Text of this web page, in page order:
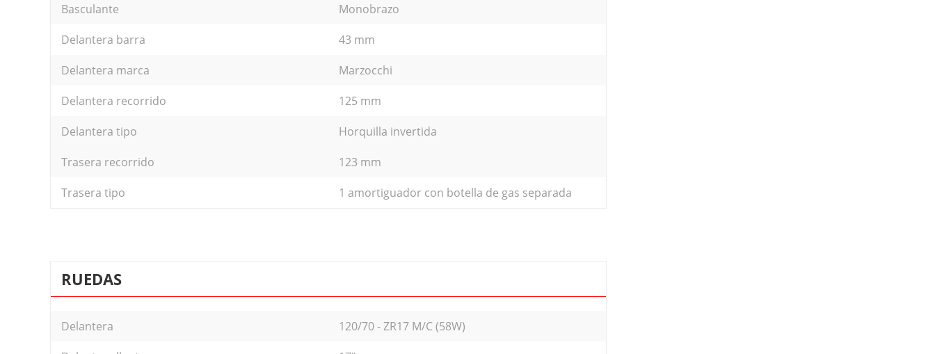
Basculante
Monobrazo
Delantera barra
43 mm
Delantera marca
Marzocchi
Delantera recorrido
125 mm
Delantera tipo
Horquilla invertida
Trasera recorrido
123 mm
Trasera tipo
1 amortiguador con botella de gas separada
RUEDAS
Delantera
120/70 - ZR17 M/C (58W)